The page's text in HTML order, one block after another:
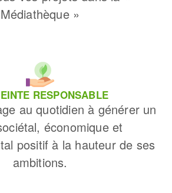
Médiathèque »
RESPONSABLE
au quotidien à générer un
économique et
positif à la hauteur de ses
ambitions.